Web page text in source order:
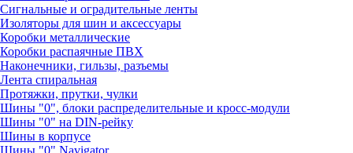
Сигнальные и оградительные ленты
Изоляторы для шин и аксессуары
Коробки металлические
Коробки распаячные ПВХ
Наконечники, гильзы, разъемы
Лента спиральная
Протяжки, прутки, чулки
Шины "0", блоки распределительные и кросс-модули
Шины "0" на DIN-рейку
Шины в корпусе
Шины "0" Navigator